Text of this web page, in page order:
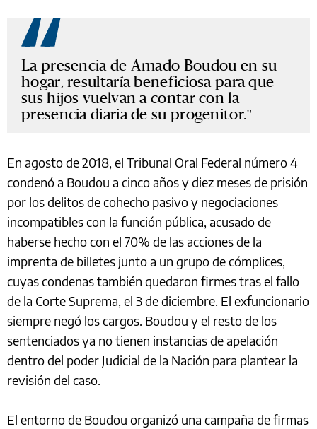
La presencia de Amado Boudou en su
hogar, resultaría beneficiosa para que
sus hijos vuelvan a contar con la
presencia diaria de su progenitor.
En agosto de 2018, el Tribunal Oral Federal número 4
condenó a Boudou a cinco años y diez meses de prisión
por los delitos de cohecho pasivo y negociaciones
incompatibles con la función pública, acusado de
haberse hecho con el 70% de las acciones de la
imprenta de billetes junto a un grupo de cómplices,
cuyas condenas también quedaron firmes tras el fallo
de la Corte Suprema, el 3 de diciembre. El exfuncionario
siempre negó los cargos. Boudou y el resto de los
sentenciados ya no tienen instancias de apelación
dentro del poder Judicial de la Nación para plantear la
revisión del caso.
El entorno de Boudou organizó una campaña de firmas